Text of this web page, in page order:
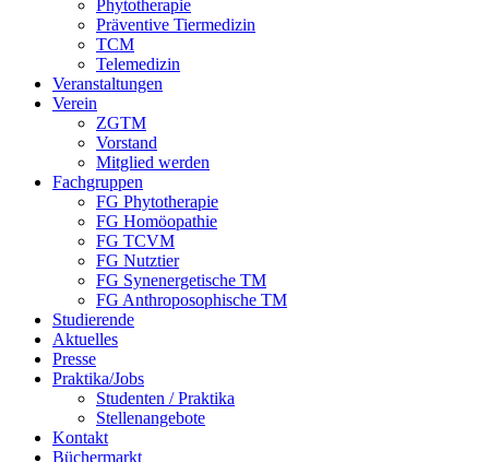
Phytotherapie
Präventive Tiermedizin
TCM
Telemedizin
Veranstaltungen
Verein
ZGTM
Vorstand
Mitglied werden
Fachgruppen
FG Phytotherapie
FG Homöopathie
FG TCVM
FG Nutztier
FG Synenergetische TM
FG Anthroposophische TM
Studierende
Aktuelles
Presse
Praktika/Jobs
Studenten / Praktika
Stellenangebote
Kontakt
Büchermarkt